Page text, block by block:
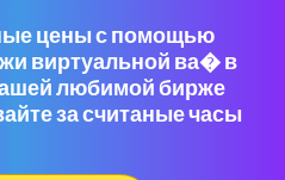
цены с помощью
виртуальной ва� в
любимой бирже
за считаные часы